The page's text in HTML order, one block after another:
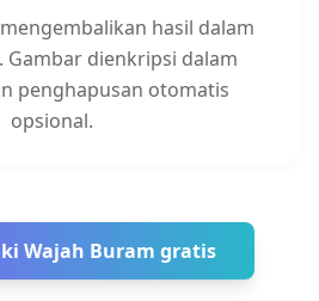
hasil dalam
dienkripsi dalam
penghapusan otomatis
opsional.
Wajah Buram gratis